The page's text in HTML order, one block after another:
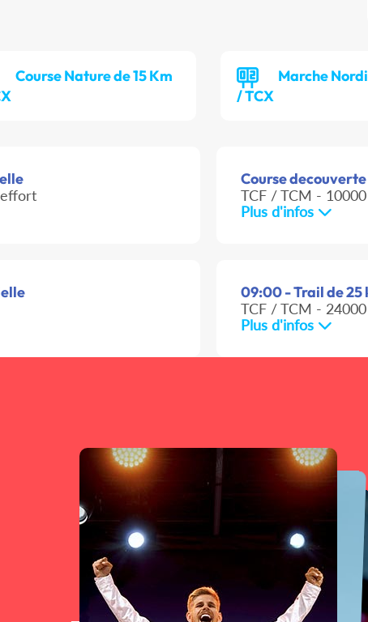
Course Nature de 15 Km
Marche
/ TCX
Course
TCF / TCM -
Plus d'infos
09:00 - Trail de 25
TCF / TCM -
Plus d'infos